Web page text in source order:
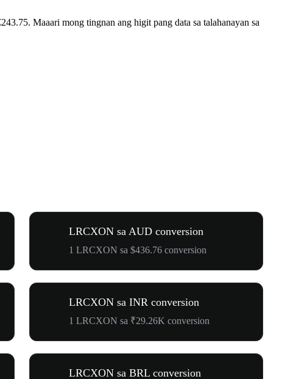
Maaari mong tingnan ang higit pang data sa talahanayan sa
LRCXON sa AUD conversion
1 LRCXON sa $436.76 conversion
LRCXON sa INR conversion
1 LRCXON sa ₹29.26K conversion
LRCXON sa BRL conversion